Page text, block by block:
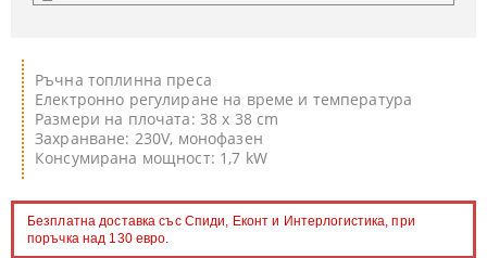
Ръчна топлинна преса
Електронно регулиране на време и температура
Размери на плочата: 38 х 38 cm
Захранване: 230V, монофазен
Консумирана мощност: 1,7 kW
Безплатна доставка със Спиди, Еконт и Интерлогистика, при
поръчка над 130 евро.